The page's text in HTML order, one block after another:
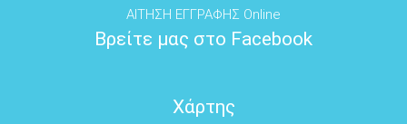
ΑΙΤΗΣΗ ΕΓΓΡΑΦΗΣ Online
Βρείτε μας στο Facebook
Χάρτης